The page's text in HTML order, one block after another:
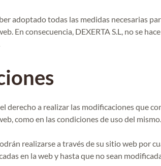
adoptado todas las medidas necesarias
En consecuencia, DEXERTA S.L, no se
el derecho a realizar las modificaciones que
como en las condiciones de uso del mismo.
realizarse a través de su sitio web por
en la web y hasta que no sean